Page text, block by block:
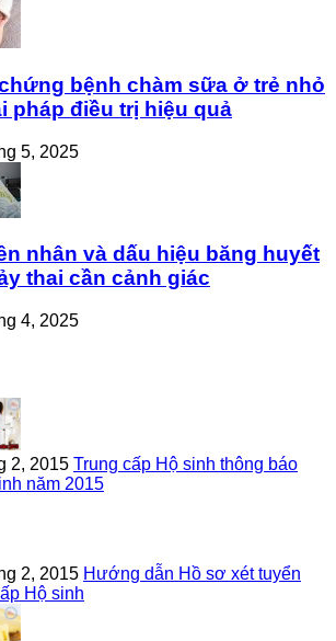
bệnh chàm sữa ở trẻ nhỏ
pháp điều trị hiệu quả
5, 2025
nhân và dấu hiệu băng huyết
thai cần cảnh giác
4, 2025
2, 2015 Trung cấp Hộ sinh thông báo
năm 2015
2, 2015 Hướng dẫn Hồ sơ xét tuyển
Hộ sinh